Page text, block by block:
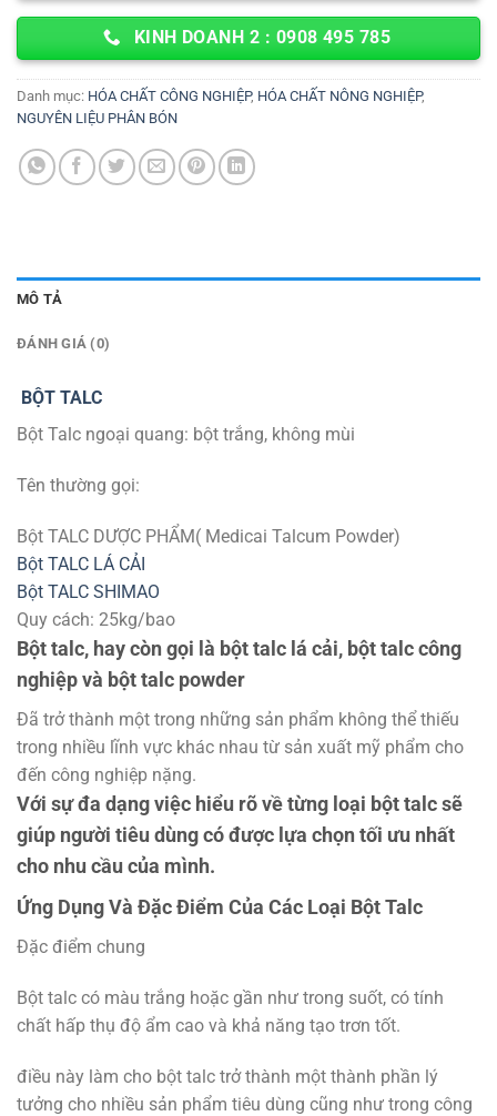
KINH DOANH 2 : 0908 495 785
Danh mục: HÓA CHẤT CÔNG NGHIỆP, HÓA CHẤT NÔNG NGHIỆP,
NGUYÊN LIỆU PHÂN BÓN
MÔ TẢ
ĐÁNH GIÁ (0)
BỘT TALC
Bột Talc ngoại quang: bột trắng, không mùi
Tên thường gọi:
Bột TALC DƯỢC PHẨM( Medicai Talcum Powder)
Bột TALC LÁ CẢI
Bột TALC SHIMAO
Quy cách: 25kg/bao
Bột talc, hay còn gọi là bột talc lá cải, bột talc công
nghiệp và bột talc powder
Đã trở thành một trong những sản phẩm không thể thiếu
trong nhiều lĩnh vực khác nhau từ sản xuất mỹ phẩm cho
đến công nghiệp nặng.
Với sự đa dạng việc hiểu rõ về từng loại bột talc sẽ
giúp người tiêu dùng có được lựa chọn tối ưu nhất
cho nhu cầu của mình.
Ứng Dụng Và Đặc Điểm Của Các Loại Bột Talc
Đặc điểm chung
Bột talc có màu trắng hoặc gần như trong suốt, có tính
chất hấp thụ độ ẩm cao và khả năng tạo trơn tốt.
điều này làm cho bột talc trở thành một thành phần lý
tưởng cho nhiều sản phẩm tiêu dùng cũng như trong công